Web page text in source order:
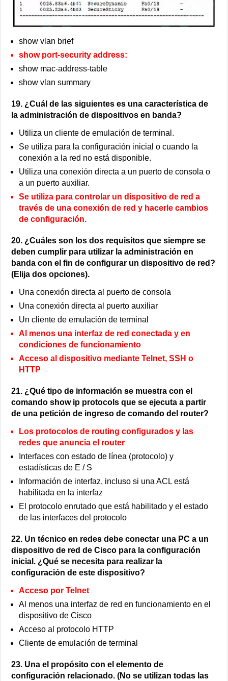
show vlan brief
show port-security address:
show mac-address-table
show vlan summary
19. ¿Cuál de las siguientes es una característica de
la administración de dispositivos en banda?
Utiliza un cliente de emulación de terminal.
Se utiliza para la configuración inicial o cuando la
conexión a la red no está disponible.
Utiliza una conexión directa a un puerto de consola o
a un puerto auxiliar.
Se utiliza para controlar un dispositivo de red a
través de una conexión de red y hacerle cambios
de configuración.
20. ¿Cuáles son los dos requisitos que siempre se
deben cumplir para utilizar la administración en
banda con el fin de configurar un dispositivo de red?
(Elija dos opciones).
Una conexión directa al puerto de consola
Una conexión directa al puerto auxiliar
Un cliente de emulación de terminal
Al menos una interfaz de red conectada y en
condiciones de funcionamiento
Acceso al dispositivo mediante Telnet, SSH o
HTTP
21. ¿Qué tipo de información se muestra con el
comando show ip protocols que se ejecuta a partir
de una petición de ingreso de comando del router?
Los protocolos de routing configurados y las
redes que anuncia el router
Interfaces con estado de línea (protocolo) y
estadísticas de E / S
Información de interfaz, incluso si una ACL está
habilitada en la interfaz
El protocolo enrutado que está habilitado y el estado
de las interfaces del protocolo
22. Un técnico en redes debe conectar una PC a un
dispositivo de red de Cisco para la configuración
inicial. ¿Qué se necesita para realizar la
configuración de este dispositivo?
Acceso por Telnet
Al menos una interfaz de red en funcionamiento en el
dispositivo de Cisco
Acceso al protocolo HTTP
Cliente de emulación de terminal
23. Una el propósito con el elemento de
configuración relacionado. (No se utilizan todas las